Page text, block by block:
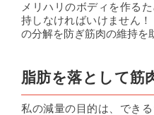
メリハリのボディを作る
持しなければいけません
の分解を防ぎ筋肉の維持を
脂肪を落として筋
私の減量の目的は、でき